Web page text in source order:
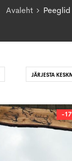
Avaleht Peeglid
JÄRJESTA
-